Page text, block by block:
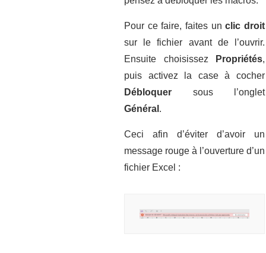
Pour ce faire, faites unclic droit
sur le fichier avant de l’ouvrir.
Ensuite choisissez
Propriétés,
puis activez la case à cocher
Débloquer sous l’onglet
Général .
Ceci afin d’éviter d’avoir un
message rouge à l’ouverture d’un
fichier Excel :